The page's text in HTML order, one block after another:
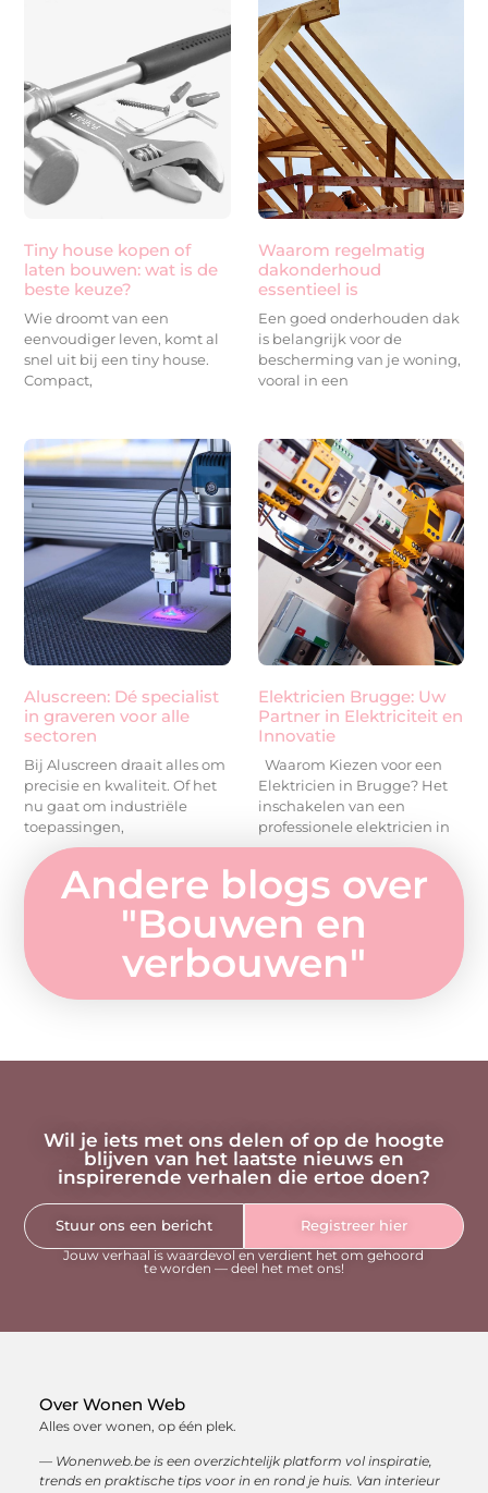
Tiny house kopen of
laten bouwen: wat is de
beste keuze?
Wie droomt van een
eenvoudiger leven, komt al
snel uit bij een tiny house.
Compact,
Waarom regelmatig
dakonderhoud
essentieel is
Een goed onderhouden dak
is belangrijk voor de
bescherming van je woning,
vooral in een
Aluscreen: Dé specialist
in graveren voor alle
sectoren
Bij Aluscreen draait alles om
precisie en kwaliteit. Of het
nu gaat om industriële
toepassingen,
Elektricien Brugge: Uw
Partner in Elektriciteit en
Innovatie
Waarom Kiezen voor een
Elektricien in Brugge? Het
inschakelen van een
professionele elektricien in
Andere blogs over
"Bouwen en
verbouwen"
Wil je iets met ons delen of op de hoogte
blijven van het laatste nieuws en
inspirerende verhalen die ertoe doen?
Stuur ons een bericht
Registreer hier
Jouw verhaal is waardevol en verdient het om gehoord
te worden — deel het met ons!
Over Wonen Web
Alles over wonen, op één plek.
— Wonenweb.be is een overzichtelijk platform vol inspiratie,
trends en praktische tips voor in en rond je huis. Van interieur